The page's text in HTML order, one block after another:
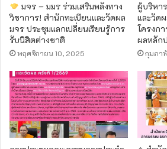
มจร – มมร ร่วมเสริมพลังทาง
วิชาการ! สำนักทะเบียนและวัดผล
มจร ประชุมแลกเปลี่ยนเรียนรู้การ
รับนิสิตต่างชาติ
พฤศจิกายน 10, 2025
ผู้บริหา
และวัด
โครงก
ผลหลัก
กุมภา